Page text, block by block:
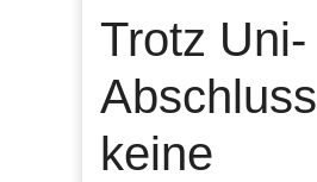
Trotz Uni-
Abschluss
keine